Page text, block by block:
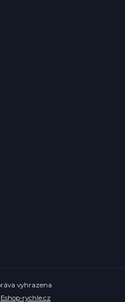
vyhrazena
Eshop-rychle.cz